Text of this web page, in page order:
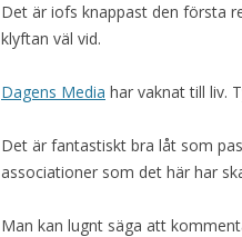
Det är iofs knappast den första
klyftan väl vid.
Dagens Media har vaknat till liv.
Det är fantastiskt bra låt som
associationer som det här har
Man kan lugnt säga att